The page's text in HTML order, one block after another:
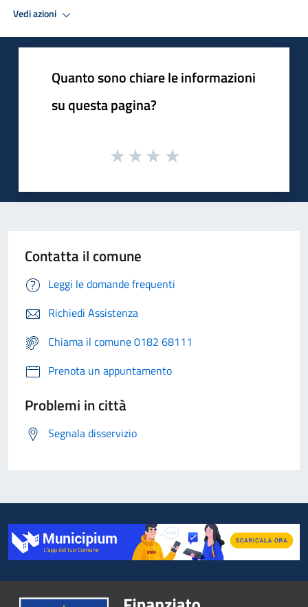
Vedi azioni
Quanto sono chiare le informazioni
su questa pagina?
Contatta il comune
Leggi le domande frequenti
Richiedi Assistenza
Chiama il comune 0182 68111
Prenota un appuntamento
Problemi in città
Segnala disservizio